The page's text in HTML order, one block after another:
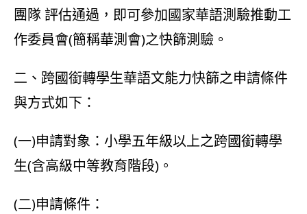
團隊 評估通過，即可參加國家華語測驗推動工
作委員會(簡稱華測會)之快篩測驗。
二、跨國銜轉學生華語文能力快篩之申請條件
與方式如下：
(一)申請對象：小學五年級以上之跨國銜轉學
生(含高級中等教育階段)。
(二)申請條件：